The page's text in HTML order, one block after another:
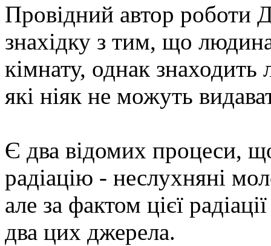
Провідний автор роботи
знахідку з тим, що
кімнату, однак
які ніяк не можуть
Є два відомих процеси,
радіацію - неслухняні
але за фактом цієї
два цих джерела.